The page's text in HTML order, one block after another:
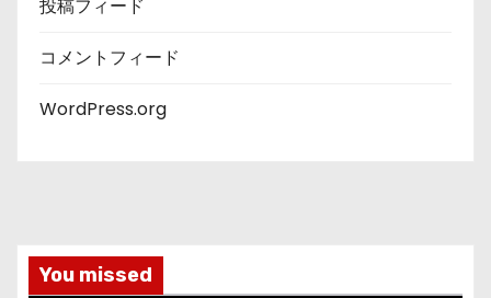
投稿フィード
コメントフィード
WordPress.org
You missed